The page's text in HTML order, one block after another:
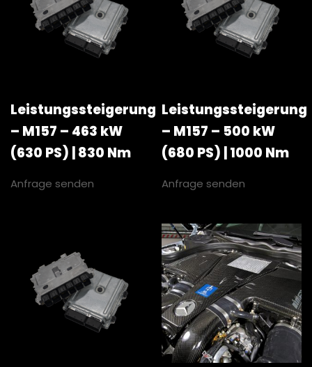
Leistungssteigerung
– M157 – 463 kW
(630 PS) | 830 Nm
Anfrage senden
Leistungssteigerung
– M157 – 500 kW
(680 PS) | 1000 Nm
Anfrage senden